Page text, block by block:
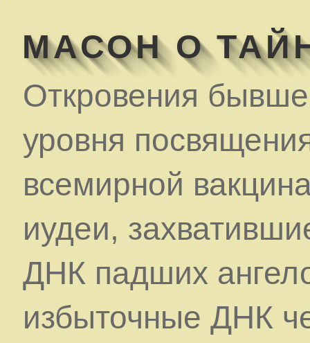
МАСОН О
Откровения
уровня
всемирной
иудеи,
ДНК падших
избыточные ДНК